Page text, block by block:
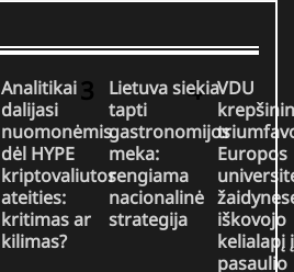
Analitikai
dalijasi
nuomonėmis
dėl HYPE
kriptovaliutos
ateities:
kritimas ar
kilimas?
Lietuva siekia
tapti
gastronomijos
meka:
rengiama
nacionalinė
strategija
VDU
Europos
iškovojo
kelialapį į
pasaulio